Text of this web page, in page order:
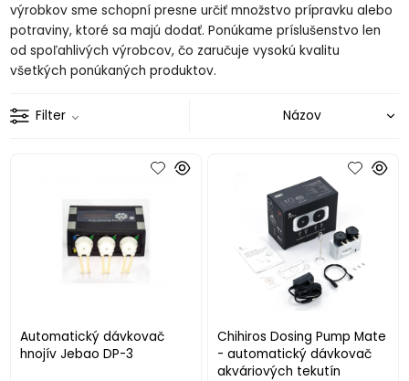
výrobkov sme schopní presne určiť množstvo prípravku alebo
potraviny, ktoré sa majú dodať.Ponúkame príslušenstvo len
od spoľahlivých výrobcov, čo zaručuje vysokú kvalitu
všetkých ponúkaných produktov.
Filter
Automatický dávkovač
hnojív Jebao DP-3
Chihiros Dosing Pump Mate
- automatický dávkovač
akváriových tekutín